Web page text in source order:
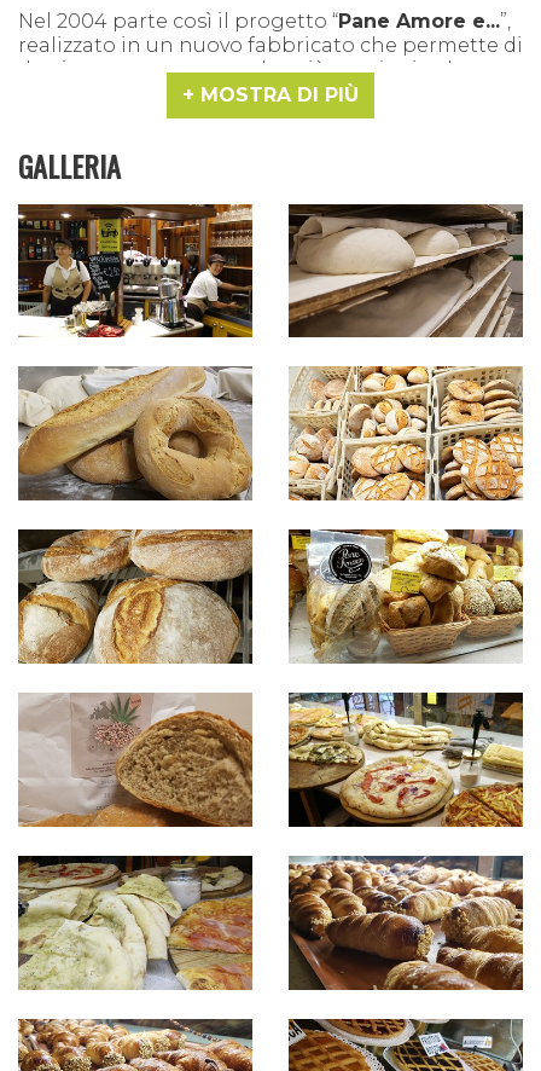
Nel 2004 parte così il progetto “Pane Amore e...”,
realizzato in un nuovo fabbricato che permette di
destinare metrature molto più ampie sia al
laboratorio di produzione che alla zona di
vendita, e di allestire unangolo bar-caffetteria
più periferica, di fronte ad un supermercato e con
scommessa vincente. Vengono apprezzate,
accanto alla tradizionale scelta di prodotti e
materie prime di qualità ed alla voglia di
soddisfare i clienti, l'idea di offrire prodotti freschi
da consumare comodamente nel locale,
compresa la
pizza, che viene preparata al
Nel 2013 un'altra rivoluzione: ad affiancare Mara ed
i suoi collaboratori arrivanoi figli Diego e Gloria,
che entrano a far parte dell’azienda ed
aggiungono nuove idee: l'apericena estivo, le
serate a tema, i concerti… e la caffetteria diventa
ma per il pranzo, per la merenda, per l’aperitivo e
l’apericena estivo.
MOSTRA DI PIÙ
GALLERIA